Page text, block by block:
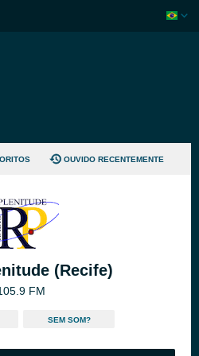
OUVIDO RECENTEMENTE
(Recife)
FM
SEM SOM?